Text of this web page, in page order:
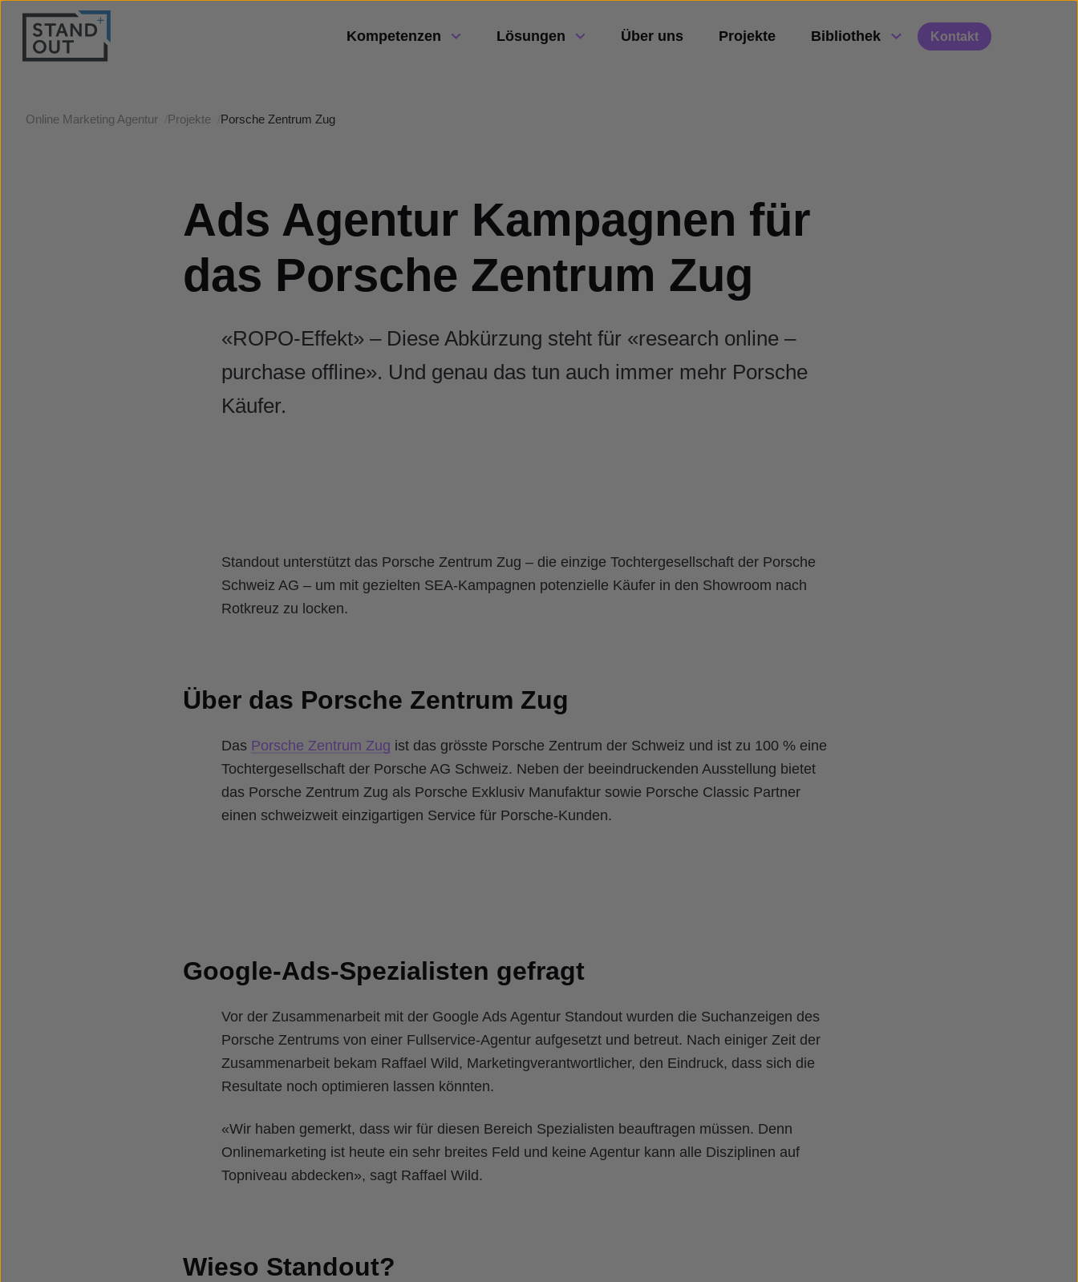
Kompetenzen Lösungen Über uns Projekte Bibliothek Kontakt
Online Marketing Agentur Projekte Porsche Zentrum Zug
Ads Agentur Kampagnen für
das Porsche Zentrum Zug
«ROPO-Effekt» – Diese Abkürzung steht für «research online –
purchase offline». Und genau das tun auch immer mehr Porsche
Käufer.
Standout unterstützt das Porsche Zentrum Zug – die einzige Tochtergesellschaft der Porsche
Schweiz AG – um mit gezielten SEA-Kampagnen potenzielle Käufer in den Showroom nach
Rotkreuz zu locken.
Über das Porsche Zentrum Zug
Das Porsche Zentrum Zug ist das grösste Porsche Zentrum der Schweiz und ist zu 100 % eine
Tochtergesellschaft der Porsche AG Schweiz. Neben der beeindruckenden Ausstellung bietet
das Porsche Zentrum Zug als Porsche Exklusiv Manufaktur sowie Porsche Classic Partner
einen schweizweit einzigartigen Service für Porsche-Kunden.
Google-Ads-Spezialisten gefragt
Vor der Zusammenarbeit mit der Google Ads Agentur Standout wurden die Suchanzeigen des
Porsche Zentrums von einer Fullservice-Agentur aufgesetzt und betreut. Nach einiger Zeit der
Zusammenarbeit bekam Raffael Wild, Marketingverantwortlicher, den Eindruck, dass sich die
Resultate noch optimieren lassen könnten.
«Wir haben gemerkt, dass wir für diesen Bereich Spezialisten beauftragen müssen. Denn
Onlinemarketing ist heute ein sehr breites Feld und keine Agentur kann alle Disziplinen auf
Topniveau abdecken», sagt Raffael Wild.
Wieso Standout?